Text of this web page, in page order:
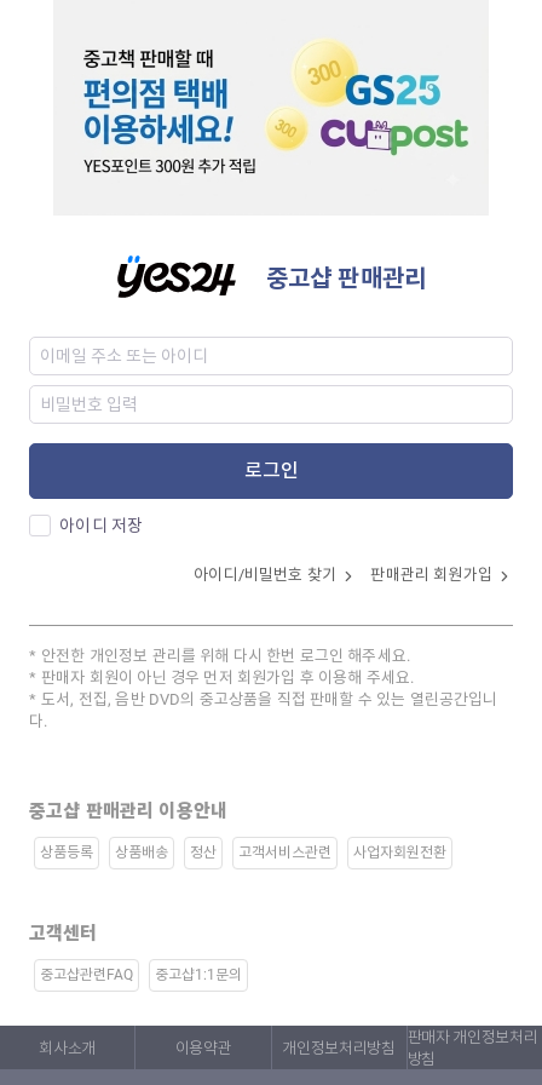
중고샵 판매관리
로그인
아이디 저장
아이디/비밀번호 찾기 판매관리 회원가입
안전한 개인정보 관리를 위해 다시 한번 로그인 해주세요.
판매자 회원이 아닌 경우 먼저 회원가입 후 이용해 주세요.
도서, 전집, 음반 DVD의 중고상품을 직접 판매할 수 있는 열린공간입니
다.
중고샵 판매관리 이용안내
상품등록 상품배송 정산 고객서비스관련 사업자회원전환
고객센터
중고샵관련FAQ 중고샵1:1문의
회사소개 이용약관 개인정보처리방침
판매자 개인정보처리
방침